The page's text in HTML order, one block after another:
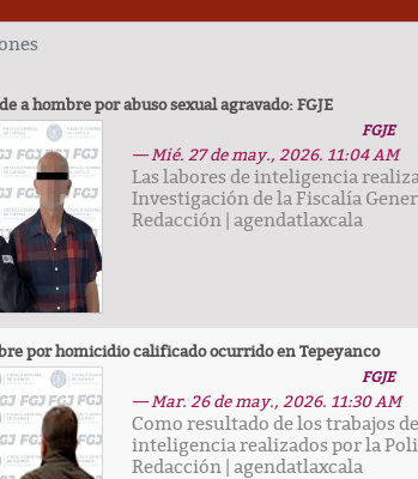
a hombre por abuso sexual agravado: FGJE
FGJE
— Mié. 27 de may., 2026. 11:04 AM
Las labores de inteligencia
Investigación de la Fiscalía
Redacción| agendatlaxcala
por homicidio calificado ocurrido en Tepeyanco
FGJE
— Mar. 26 de may., 2026. 11:30 AM
Como resultado de los trabajos
inteligencia realizados por la
Redacción
agendatlaxcala